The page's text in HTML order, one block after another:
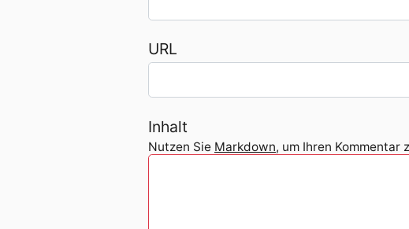
URL
Inhalt
Nutzen Sie Markdown, um Ihren Kommentar